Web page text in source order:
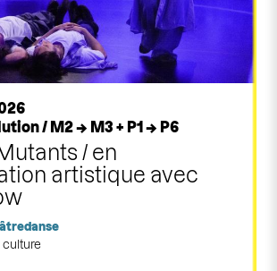
/ M2 → M3 + P1 → P6
/ en
artistique avec
danse
culture